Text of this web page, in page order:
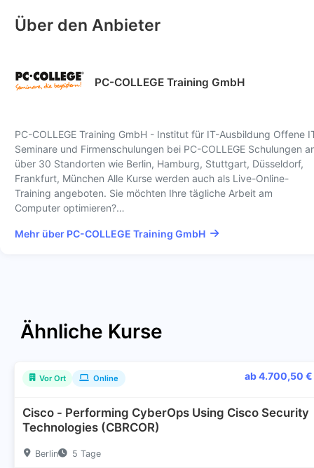
Über den Anbieter
PC-COLLEGE Training GmbH
PC-COLLEGE Training GmbH - Institut für IT-Ausbildung Offene
Seminare und Firmenschulungen bei PC-COLLEGE Schulungen
über 30 Standorten wie Berlin, Hamburg, Stuttgart, Düsseldorf,
Frankfurt, München Alle Kurse werden auch als Live-Online-
Training angeboten. Sie möchten Ihre tägliche Arbeit am
Computer optimieren?…
Mehr über PC-COLLEGE Training GmbH
Ähnliche Kurse
Vor Ort Online ab 4.700,50 €
Cisco - Performing CyberOps Using Cisco Security
Technologies (CBRCOR)
Berlin 5 Tage